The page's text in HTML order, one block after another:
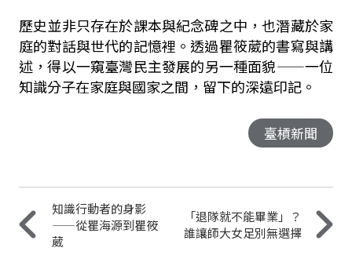
歷史並非只存在於課本與紀念碑之中，也潛藏於家
庭的對話與世代的記憶裡。透過瞿筱葳的書寫與講
述，得以一窺臺灣民主發展的另一種面貌——一位
知識分子在家庭與國家之間，留下的深遠印記。
臺槓新聞
知識行動者的身影
——從瞿海源到瞿筱
葳
「退隊就不能畢業」？
誰讓師大女足別無選擇